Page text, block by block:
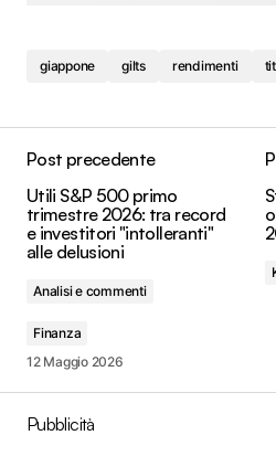
giappone gilts rendimenti
Post precedente
Utili S&P 500 primo
trimestre 2026: tra record
e investitori "intolleranti"
alle delusioni
Analisi e commenti
Finanza
12 Maggio 2026
Pubblicità